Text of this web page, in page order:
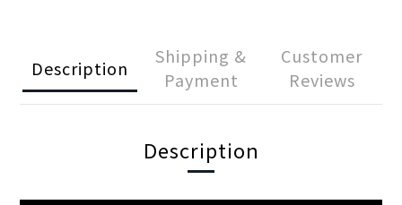
Description
Shipping &
Payment
Customer
Reviews
Description